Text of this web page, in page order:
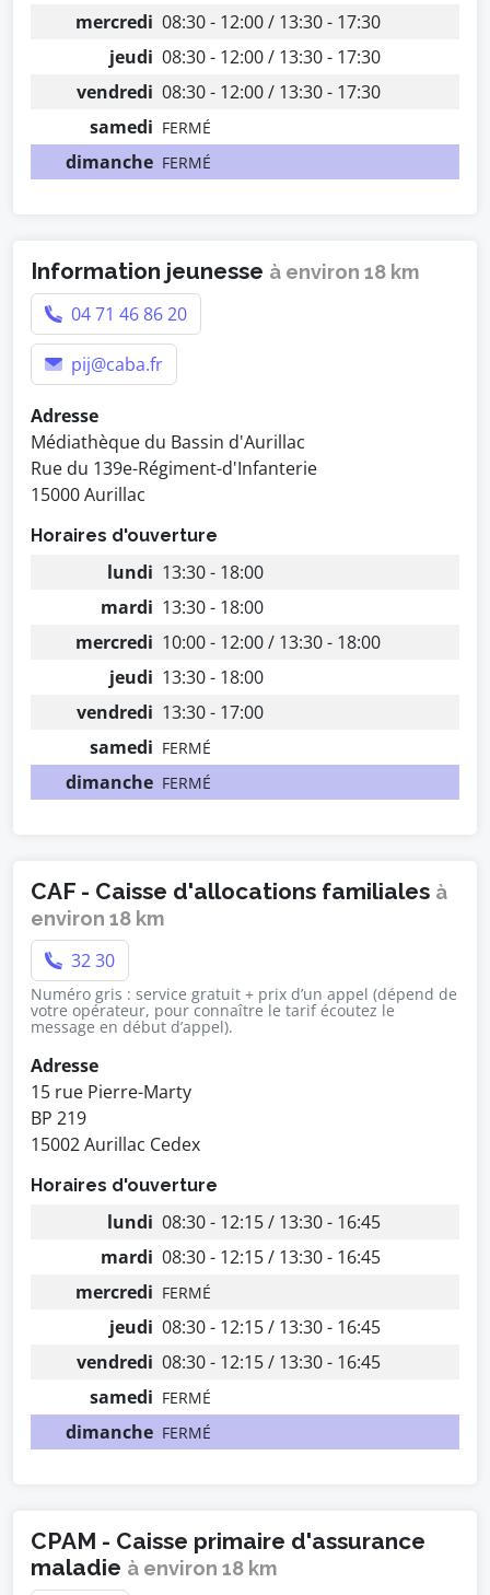
mercredi 08:30 - 12:00 / 13:30 - 17:30
jeudi 08:30 - 12:00 / 13:30 - 17:30
vendredi 08:30 - 12:00 / 13:30 - 17:30
samedi FERMÉ
dimanche FERMÉ
Information jeunesse à environ 18 km
04 71 46 86 20
pij@caba.fr
Adresse
Médiathèque du Bassin d'Aurillac
Rue du 139e-Régiment-d'Infanterie
15000 Aurillac
Horaires d'ouverture
lundi 13:30 - 18:00
mardi 13:30 - 18:00
mercredi 10:00 - 12:00 / 13:30 - 18:00
jeudi 13:30 - 18:00
vendredi 13:30 - 17:00
samedi FERMÉ
dimanche FERMÉ
CAF - Caisse d'allocations familiales à
environ 18 km
32 30
Numéro gris : service gratuit + prix d’un appel (dépend de
votre opérateur, pour connaître le tarif écoutez le
message en début d’appel).
Adresse
15 rue Pierre-Marty
BP 219
15002 Aurillac Cedex
Horaires d'ouverture
lundi 08:30 - 12:15 / 13:30 - 16:45
mardi 08:30 - 12:15 / 13:30 - 16:45
mercredi FERMÉ
jeudi 08:30 - 12:15 / 13:30 - 16:45
vendredi 08:30 - 12:15 / 13:30 - 16:45
samedi FERMÉ
dimanche FERMÉ
CPAM - Caisse primaire d'assurance
maladie à environ 18 km